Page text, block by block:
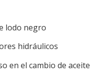
lodo negro
hidráulicos
en el cambio de aceite